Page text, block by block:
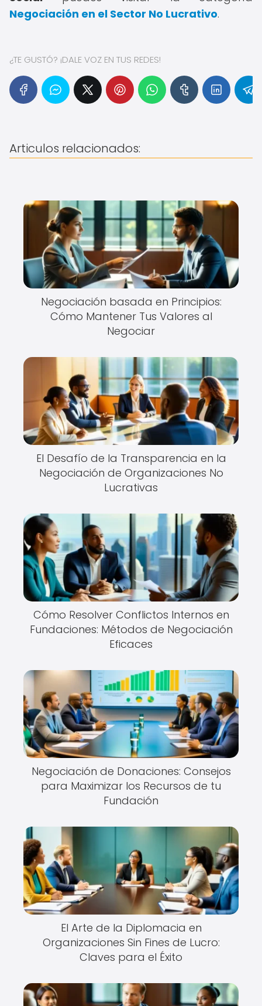
Negociación en el Sector No Lucrativo.
¿TE GUSTÓ? ¡DALE VOZ EN TUS REDES!
Articulos relacionados:
Negociación basada en Principios:
Cómo Mantener Tus Valores al
Negociar
El Desafío de la Transparencia en la
Negociación de Organizaciones No
Lucrativas
Cómo Resolver Conflictos Internos en
Fundaciones: Métodos de Negociación
Eficaces
Negociación de Donaciones: Consejos
para Maximizar los Recursos de tu
Fundación
El Arte de la Diplomacia en
Organizaciones Sin Fines de Lucro:
Claves para el Éxito